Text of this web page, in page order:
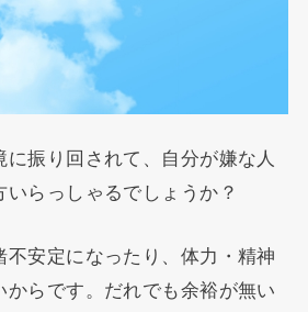
振り回されて、自分が嫌な人
らっしゃるでしょうか？
不安定になったり、体力・精神
からです。だれでも余裕が無い